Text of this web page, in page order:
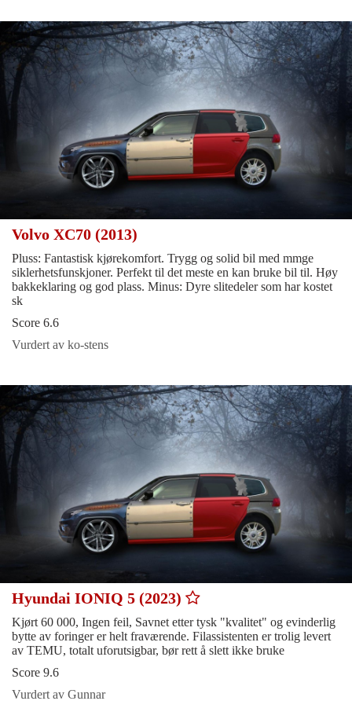
Volvo XC70 (2013)
Pluss: Fantastisk kjørekomfort. Trygg og solid bil med mmge
siklerhetsfunskjoner. Perfekt til det meste en kan bruke bil til. Høy
bakkeklaring og god plass. Minus: Dyre slitedeler som har kostet
sk
Score 6.6
Vurdert av ko-stens
Hyundai IONIQ 5 (2023)
Kjørt 60 000, Ingen feil, Savnet etter tysk "kvalitet" og evinderlig
bytte av foringer er helt fraværende. Filassistenten er trolig levert
av TEMU, totalt uforutsigbar, bør rett å slett ikke bruke
Score 9.6
Vurdert av Gunnar